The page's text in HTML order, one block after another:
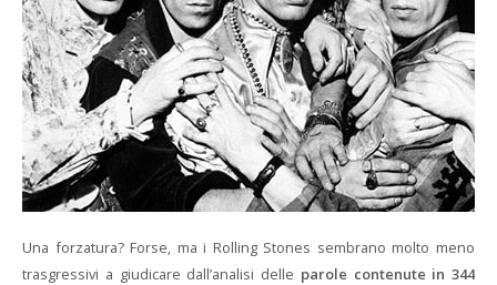
Una forzatura? Forse, ma i Rolling Stones sembrano molto meno
trasgressivi a giudicare dall’analisi delle parole contenute in 344